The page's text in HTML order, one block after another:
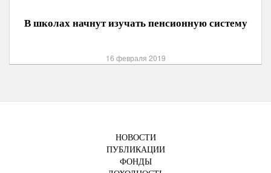
В школах начнут изучать пенсионную систему
16 февраля 2019
НОВОСТИ
ПУБЛИКАЦИИ
ФОНДЫ